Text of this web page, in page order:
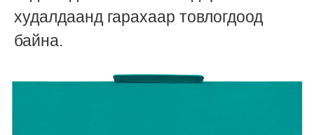
худалдаанд гарахаар товлогдоод
байна.